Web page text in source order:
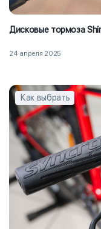
Дисковые тормоза
24 апреля 2025
Как выбрать